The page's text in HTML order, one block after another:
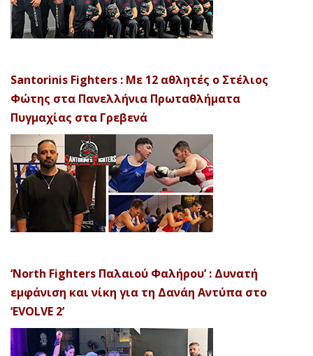
Santorinis Fighters : Με 12 αθλητές ο Στέλιος
Φώτης στα Πανελλήνια Πρωταθλήματα
Πυγμαχίας στα Γρεβενά
‘North Fighters Παλαιού Φαλήρου’ : Δυνατή
εμφάνιση και νίκη για τη Δανάη Αντύπα στο
‘EVOLVE 2’